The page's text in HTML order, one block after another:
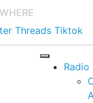
Threads Tiktok
Radio